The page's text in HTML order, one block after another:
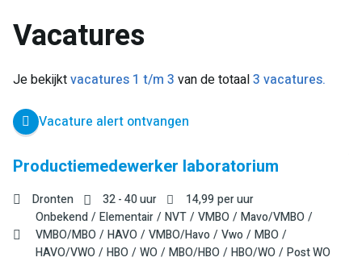
Vacatures
Je bekijktvacatures 1 t/m 3 van de totaal3 vacatures.
Vacature alert ontvangen
Productiemedewerker laboratorium
Dronten 32 - 40 uur 14,99per uur
Onbekend
Elementair NVT VMBO
Mavo/VMBO
VMBO/MBO
HAVO VMBO/Havo Vwo
MBO
HAVO/VWO
HBO WO MBO/HBO HBO/WO Post WO